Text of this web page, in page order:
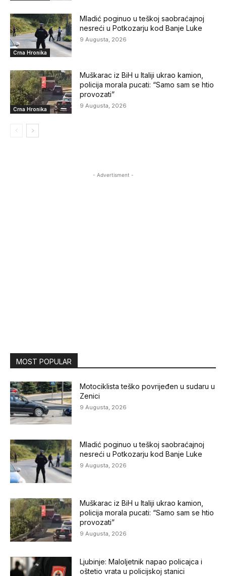
Crna Hronika
Mladić poginuo u teškoj saobraćajnoj
nesreći u Potkozarju kod Banje Luke
9 Augusta, 2026
Crna Hronika
Muškarac iz BiH u Italiji ukrao kamion,
policija morala pucati: “Samo sam se htio
provozati”
9 Augusta, 2026
- Advertisment -
MOST POPULAR
Motociklista teško povrijeđen u sudaru u
Zenici
9 Augusta, 2026
Mladić poginuo u teškoj saobraćajnoj
nesreći u Potkozarju kod Banje Luke
9 Augusta, 2026
Muškarac iz BiH u Italiji ukrao kamion,
policija morala pucati: “Samo sam se htio
provozati”
9 Augusta, 2026
Ljubinje: Maloljetnik napao policajca i
oštetio vrata u policijskoj stanici